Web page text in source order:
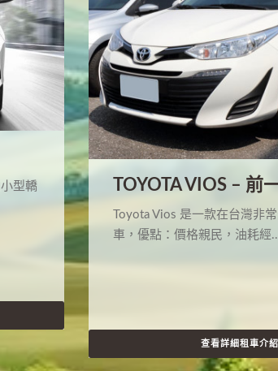
型轎
TOYOTA VIOS – 前
Toyota Vios 是一款在台灣非
車，優點：價格親民，油耗經
查看詳細租車介紹